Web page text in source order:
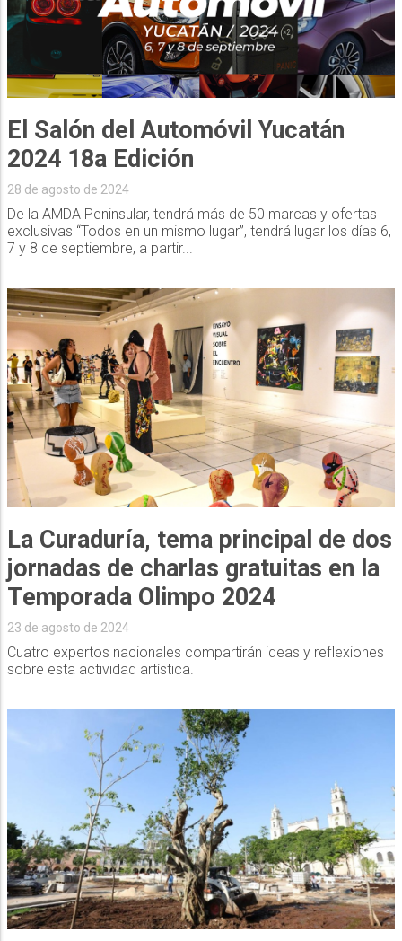
El Salón del Automóvil Yucatán
2024 18a Edición
28 de agosto de 2024
De la AMDA Peninsular, tendrá más de 50 marcas y ofertas
exclusivas “Todos en un mismo lugar”, tendrá lugar los días 6,
7 y 8 de septiembre, a partir...
La Curaduría, tema principal de dos
jornadas de charlas gratuitas en la
Temporada Olimpo 2024
23 de agosto de 2024
Cuatro expertos nacionales compartirán ideas y reflexiones
sobre esta actividad artística.